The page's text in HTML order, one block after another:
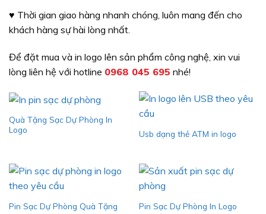
♥ Thời gian giao hàng nhanh chóng, luôn mang đến cho
khách hàng sự hài lòng nhất.
Để đặt mua và in logo lên sản phẩm công nghệ, xin vui
lòng liên hệ với hotline 0968 045 695 nhé!
Quà Tặng Sạc Dự Phòng In
Logo
Usb dạng thẻ ATM in logo
Pin Sạc Dự Phòng Quà Tặng Pin Sạc Dự Phòng In Logo